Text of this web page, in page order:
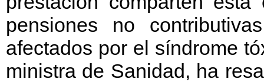
pensiones no
afectados por el síndrome
ministra de Sanidad, ha